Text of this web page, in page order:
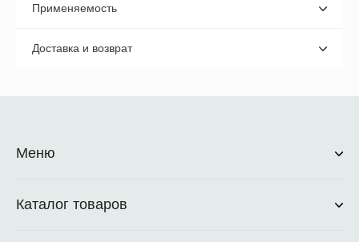
Применяемость
Доставка и возврат
Меню
Каталог товаров